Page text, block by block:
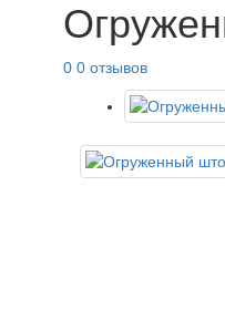
0 0 отзывов